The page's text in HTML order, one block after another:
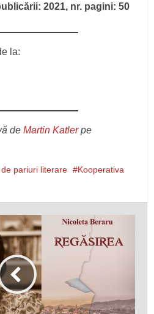
2021, nr. pagini: 50
la:
deMartin Katlerpe
pariuri literare
Kooperativa